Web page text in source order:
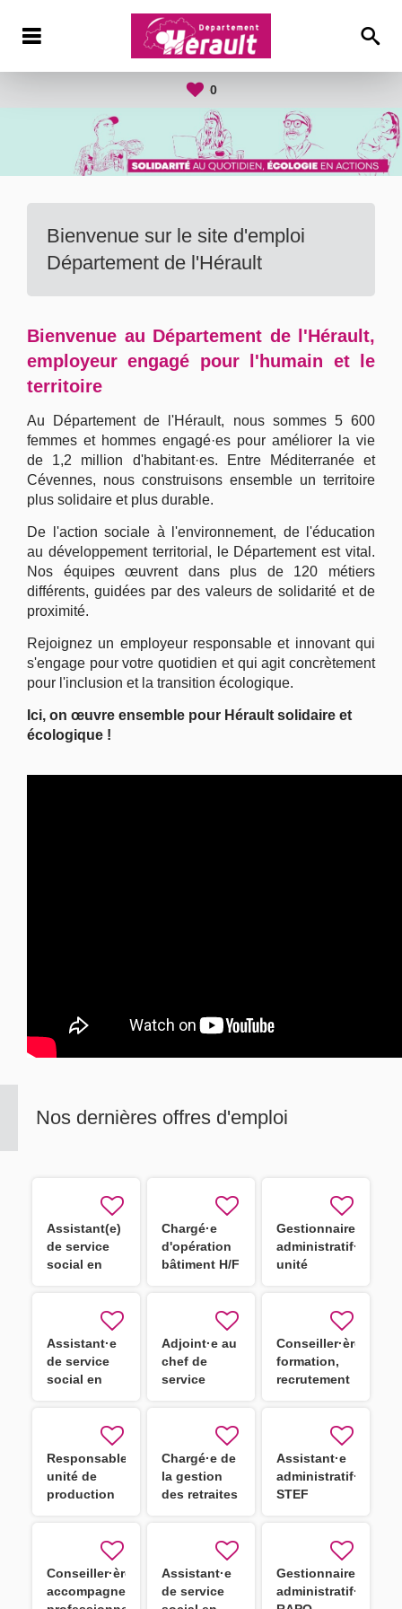
0
Bienvenue sur le site d'emploi
Département de l'Hérault
Bienvenue au Département de l'Hérault,
employeur engagé pour l'humain et le
territoire
Au Département de l'Hérault, nous sommes 5 600
femmes et hommes engagé·es pour améliorer la vie
de 1,2 million d'habitant·es. Entre Méditerranée et
Cévennes, nous construisons ensemble un territoire
plus solidaire et plus durable.
De l'action sociale à l'environnement, de l'éducation
au développement territorial, le Département est vital.
Nos équipes œuvrent dans plus de 120 métiers
différents, guidées par des valeurs de solidarité et de
proximité.
Rejoignez un employeur responsable et innovant qui
s'engage pour votre quotidien et qui agit concrètement
pour l'inclusion et la transition écologique.
Ici, on œuvre ensemble pour Hérault solidaire et
écologique !
Nos dernières offres d'emploi
Assistant(e)
de service
social en
Chargé·e
d'opération
bâtiment H/F
Gestionnaire
administratif·ve
unité
Assistant·e
de service
social en
Adjoint·e au
chef de
service
financière et
comptable
H/F
Conseiller·ère
formation,
recrutement
assistants
familiaux
H/F
Responsable
unité de
production
Chargé·e de
la gestion
des retraites
Assistant·e
administratif·ve
STEF
Conseiller·ère
accompagnement
Assistant·e
de service
Gestionnaire
administratif·ve